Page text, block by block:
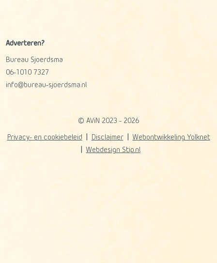
Adverteren?
Bureau Sjoerdsma
06-1010 7327
info@bureau-sjoerdsma.nl
© AViN 2023 - 2026
Privacy- en cookiebeleid Disclaimer
Webontwikkeling Yolknet
Webdesign Stip.nl